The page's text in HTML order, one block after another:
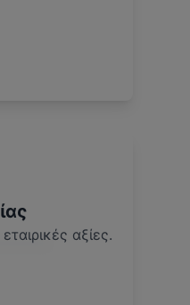
αξίες.